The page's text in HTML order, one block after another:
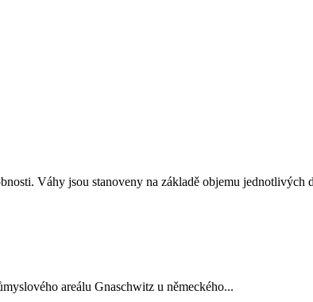
Váhy jsou stanoveny na základě objemu jednotlivých
areálu Gnaschwitz u německého...